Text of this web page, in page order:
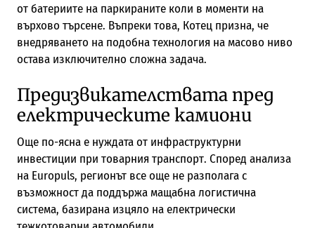
от батериите на паркираните коли в моменти на
върхово търсене. Въпреки това, Котец призна, че
внедряването на подобна технология на масово ниво
остава изключително сложна задача.
Предизвикателствата пред
електрическите камиони
Още по-ясна е нуждата от инфраструктурни
инвестиции при товарния транспорт. Според анализа
на Europuls, регионът все още не разполага с
възможност да поддържа мащабна логистична
система, базирана изцяло на електрически